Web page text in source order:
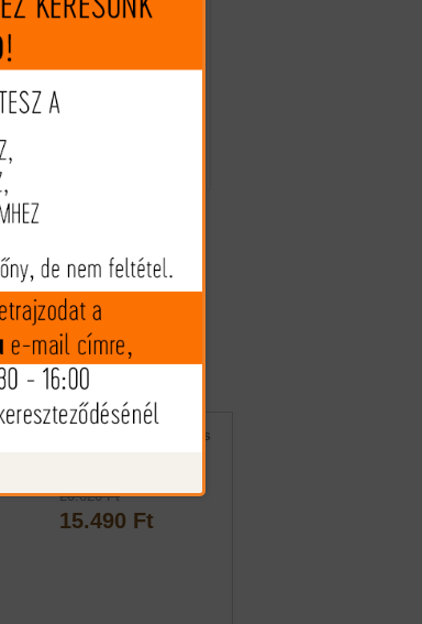
50.52)
A termék nincs készleten
Az árak és készlet információk
ajánlattételnek nem minősülnek!
Az árváltozás jogát fenntartjuk!
Wald & Frost vadászkés
20.620 Ft
15.490 Ft